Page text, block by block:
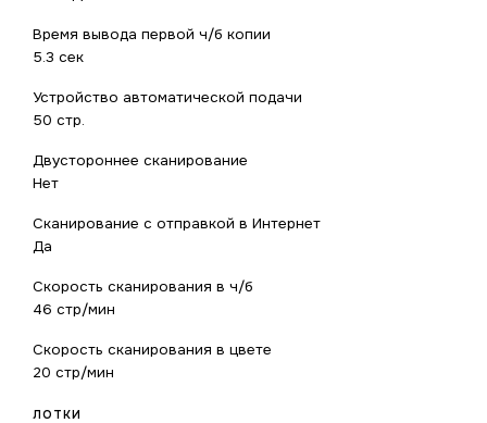
Время вывода первой ч/б копии
5.3 сек
Устройство автоматической подачи
50 стр.
Двустороннее сканирование
Нет
Сканирование с отправкой в Интернет
Да
Скорость сканирования в ч/б
46 стр/мин
Скорость сканирования в цвете
20 стр/мин
ЛОТКИ